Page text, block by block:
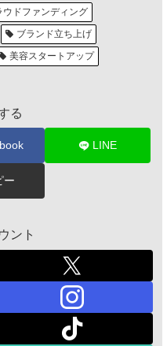
ウドファンディング
ブランド立ち上げ
美容スタートアップ
る
LINE
ー
ント